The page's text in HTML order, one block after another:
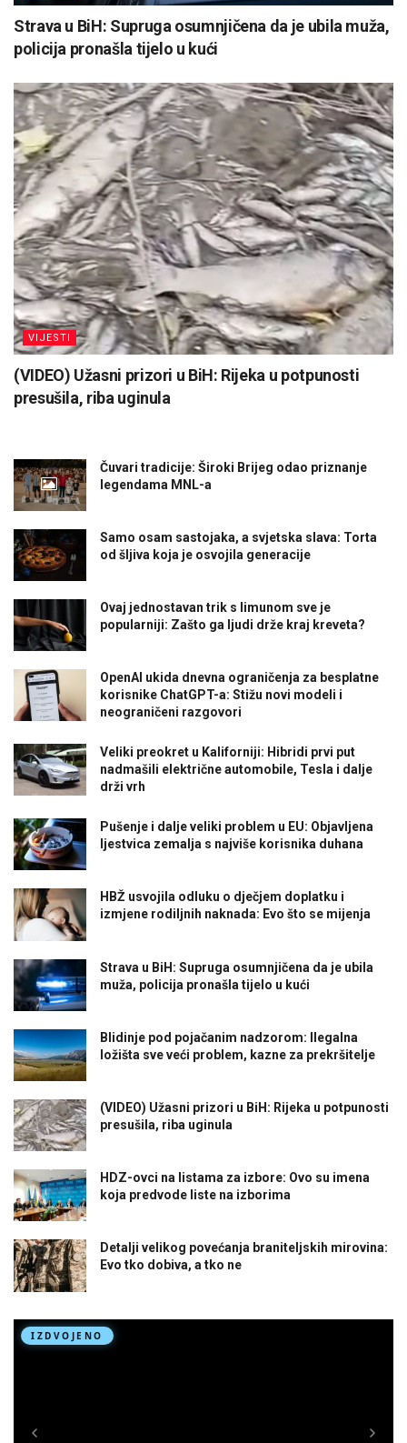
Strava u BiH: Supruga osumnjičena da je ubila muža,
policija pronašla tijelo u kući
VIJESTI
(VIDEO) Užasni prizori u BiH: Rijeka u potpunosti
presušila, riba uginula
Čuvari tradicije: Široki Brijeg odao priznanje
legendama MNL-a
Samo osam sastojaka, a svjetska slava: Torta
od šljiva koja je osvojila generacije
Ovaj jednostavan trik s limunom sve je
popularniji: Zašto ga ljudi drže kraj kreveta?
OpenAI ukida dnevna ograničenja za besplatne
korisnike ChatGPT-a: Stižu novi modeli i
neograničeni razgovori
Veliki preokret u Kaliforniji: Hibridi prvi put
nadmašili električne automobile, Tesla i dalje
drži vrh
Pušenje i dalje veliki problem u EU: Objavljena
ljestvica zemalja s najviše korisnika duhana
HBŽ usvojila odluku o dječjem doplatku i
izmjene rodiljnih naknada: Evo što se mijenja
Strava u BiH: Supruga osumnjičena da je ubila
muža, policija pronašla tijelo u kući
Blidinje pod pojačanim nadzorom: Ilegalna
ložišta sve veći problem, kazne za prekršitelje
(VIDEO) Užasni prizori u BiH: Rijeka u potpunosti
presušila, riba uginula
HDZ-ovci na listama za izbore: Ovo su imena
koja predvode liste na izborima
Detalji velikog povećanja braniteljskih mirovina:
Evo tko dobiva, a tko ne